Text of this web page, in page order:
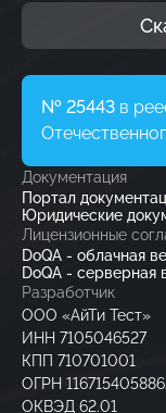
№ 25443 в
Документация
Портал
Юридические
Разработчик
ООО «АйТи Тест»
ИНН 7105046527
КПП 710701001
ОГРН
ОКВЭД 62.01
Лицензионные
DoQA - облачная
DoQA - серверная